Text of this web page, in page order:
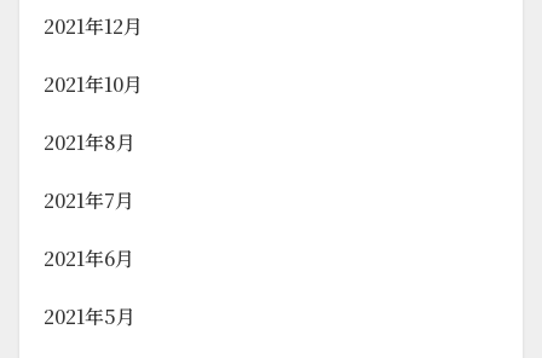
2021年12月
2021年10月
2021年8月
2021年7月
2021年6月
2021年5月